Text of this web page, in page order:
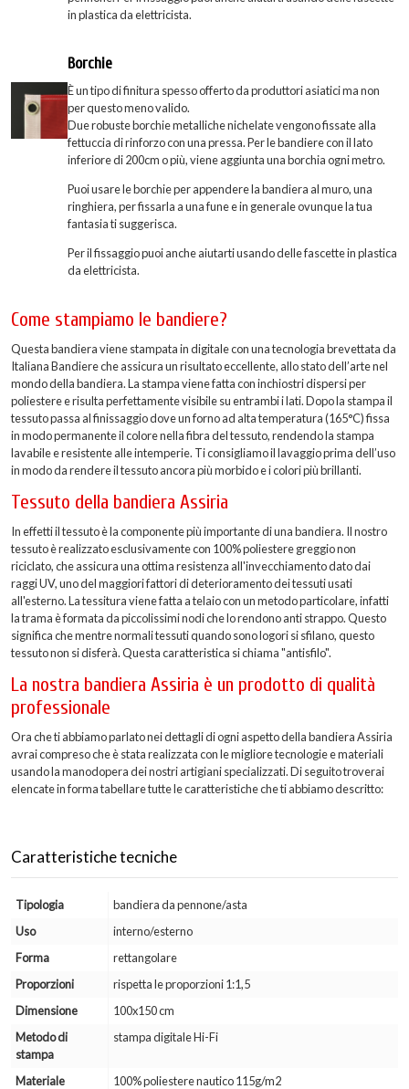
in plastica da elettricista.
Borchie
È un tipo di finitura spesso offerto da produttori asiatici ma non
per questo meno valido.
Due robuste borchie metalliche nichelate vengono fissate alla
fettuccia di rinforzo con una pressa. Per le bandiere con il lato
inferiore di 200cm o più, viene aggiunta una borchia ogni metro.
Puoi usare le borchie per appendere la bandiera al muro, una
ringhiera, per fissarla a una fune e in generale ovunque la tua
fantasia ti suggerisca.
Per il fissaggio puoi anche aiutarti usando delle fascette in plastica
da elettricista.
Come stampiamo le bandiere?
Questa bandiera viene stampata in digitale con una tecnologia brevettata da
Italiana Bandiere che assicura un risultato eccellente, allo stato dell’arte nel
mondo della bandiera. La stampa viene fatta con inchiostri dispersi per
poliestere e risulta perfettamente visibile su entrambi i lati. Dopo la stampa il
tessuto passa al finissaggio dove un forno ad alta temperatura (165°C) fissa
in modo permanente il colore nella fibra del tessuto, rendendo la stampa
lavabile e resistente alle intemperie. Ti consigliamo il lavaggio prima dell’uso
in modo da rendere il tessuto ancora più morbido e i colori più brillanti.
Tessuto della bandiera Assiria
In effetti il tessuto è la componente più importante di una bandiera. Il nostro
tessuto è realizzato esclusivamente con 100% poliestere greggio non
riciclato, che assicura una ottima resistenza all'invecchiamento dato dai
raggi UV, uno del maggiori fattori di deterioramento dei tessuti usati
all'esterno. La tessitura viene fatta a telaio con un metodo particolare, infatti
la trama è formata da piccolissimi nodi che lo rendono anti strappo. Questo
significa che mentre normali tessuti quando sono logori si sfilano, questo
tessuto non si disferà. Questa caratteristica si chiama "antisfilo".
La nostra bandiera Assiria è un prodotto di qualità
professionale
Ora che ti abbiamo parlato nei dettagli di ogni aspetto della bandiera Assiria
avrai compreso che è stata realizzata con le migliore tecnologie e materiali
usando la manodopera dei nostri artigiani specializzati. Di seguito troverai
elencate in forma tabellare tutte le caratteristiche che ti abbiamo descritto:
Caratteristiche tecniche
Tipologia
bandiera da pennone/asta
Uso
interno/esterno
Forma
rettangolare
Proporzioni
rispetta le proporzioni 1:1,5
Dimensione
100x150 cm
Metodo di
stampa
stampa digitale Hi-Fi
Materiale
100% poliestere nautico 115g/m2